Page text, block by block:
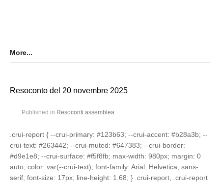
More...
Resoconto del 20 novembre 2025
Published in Resoconti assemblea
.crui-report { --crui-primary: #123b63; --crui-accent: #b28a3b; --
crui-text: #263442; --crui-muted: #647383; --crui-border:
#d9e1e8; --crui-surface: #f5f8fb; max-width: 980px; margin: 0
auto; color: var(--crui-text); font-family: Arial, Helvetica, sans-
serif; font-size: 17px; line-height: 1.68; } .crui-report, .crui-report